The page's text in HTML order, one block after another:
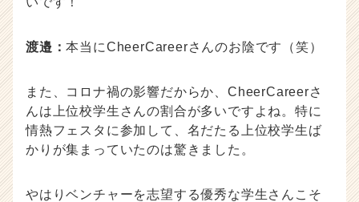
渡邉：本当にCheerCareerさんのお陰です（笑）
また、コロナ禍の影響だからか、CheerCareerさ
んは上位校学生さんの割合が多いですよね。特に
情熱フェスタに参加して、名だたる上位校学生ば
かりが集まっていたのは驚きました。
やはりベンチャーを志望する優秀な学生さんこそ